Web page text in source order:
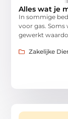
Alles wat je
In sommige
voor gas.
gewerkt
Zakelijke